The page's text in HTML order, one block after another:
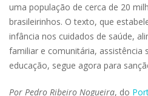
uma população de cerca de 20
brasileirinhos. O texto, que
infância nos cuidados de saúde,
familiar e comunitária, assistência
educação, segue agora para
Por Pedro Ribeiro Nogueira, do